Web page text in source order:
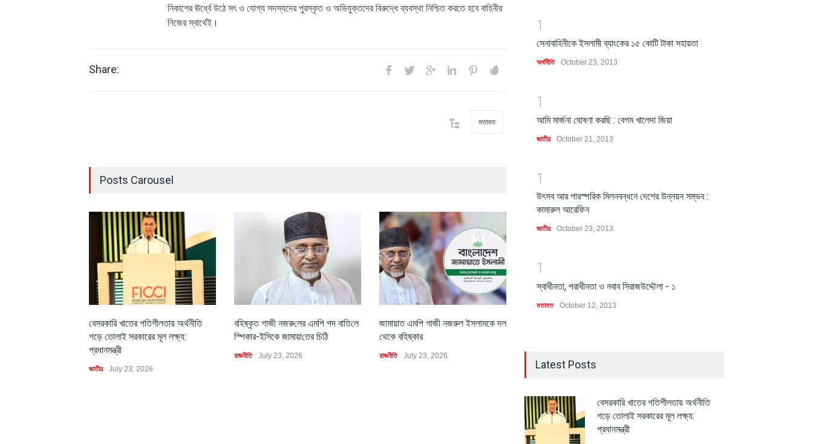
নিকাশের ঊর্ধ্বে উঠে সৎ ও যোগ্য সদস্যদের পুরস্কৃত ও অভিযুক্তদের বিরুদ্ধে ব্যবস্থা নিশ্চিত করতে হবে বাহিনীর
নিজের স্বার্থেই।
Share:
মতামত
Posts Carousel
বেসরকারি খাতের গতিশীলতায় অর্থনীতি
গড়ে তোলাই সরকারের মূল লক্ষ্য:
প্রধানমন্ত্রী
জাতীয় July 23, 2026
বহিষ্কৃত গাজী নজরু‌লের এম‌পি পদ বা‌তি‌লে
স্পিকার-ইসিকে জামায়া‌তের চি‌ঠি
রাজনীতি July 23, 2026
জামায়াত এমপি গাজী নজরুল ইসলামকে দল
থেকে বহিষ্কার
রাজনীতি July 23, 2026
1
সেনাবাহিনীকে ইসলামী ব্যাংকের ১৫ কোটি টাকা সহায়তা
অর্থনীতি October 23, 2013
1
আমি মার্জনা ঘোষণা করছি : বেগম খালেদা জিয়া
জাতীয় October 21, 2013
1
উৎসব আর পারস্পরিক মিলনবন্ধনে দেশের উন্নয়ন সম্ভব :
কামারুল আরেফিন
জাতীয় October 23, 2013
1
স্বাধীনতা, পরাধীনতা ও নবাব সিরাজউদ্দৌলা - ১
মতামত October 12, 2013
Latest Posts
বেসরকারি খাতের গতিশীলতায় অর্থনীতি
গড়ে তোলাই সরকারের মূল লক্ষ্য:
প্রধানমন্ত্রী